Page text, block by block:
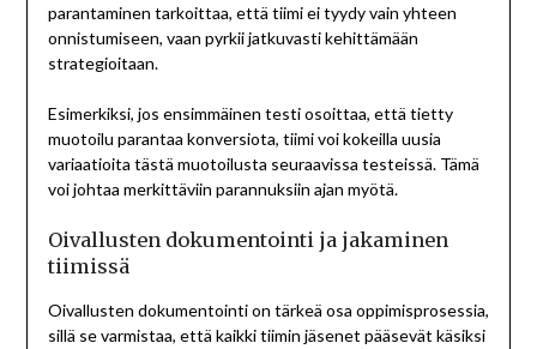
parantaminen tarkoittaa, että tiimi ei tyydy vain yhteen
onnistumiseen, vaan pyrkii jatkuvasti kehittämään
strategioitaan.
Esimerkiksi, jos ensimmäinen testi osoittaa, että tietty
muotoilu parantaa konversiota, tiimi voi kokeilla uusia
variaatioita tästä muotoilusta seuraavissa testeissä. Tämä
voi johtaa merkittäviin parannuksiin ajan myötä.
Oivallusten dokumentointi ja jakaminen
tiimissä
Oivallusten dokumentointi on tärkeä osa oppimisprosessia,
sillä se varmistaa, että kaikki tiimin jäsenet pääsevät käsiksi